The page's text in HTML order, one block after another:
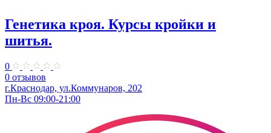
Генетика кроя. ​Курсы кройки и
шитья.
0
0 отзывов
г.Краснодар, ул.​Коммунаров, 202
Пн-Вс 09:00-21:00